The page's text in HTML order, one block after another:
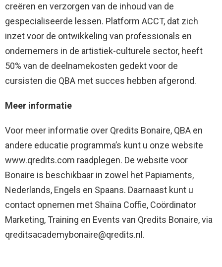
creëren en verzorgen van de inhoud van de
gespecialiseerde lessen. Platform ACCT, dat zich
inzet voor de ontwikkeling van professionals en
ondernemers in de artistiek-culturele sector, heeft
50% van de deelnamekosten gedekt voor de
cursisten die QBA met succes hebben afgerond.
Meer informatie
Voor meer informatie over Qredits Bonaire, QBA en
andere educatie programma’s kunt u onze website
www.qredits.com raadplegen. De website voor
Bonaire is beschikbaar in zowel het Papiaments,
Nederlands, Engels en Spaans. Daarnaast kunt u
contact opnemen met Shaïna Coffie, Coördinator
Marketing, Training en Events van Qredits Bonaire, via
qreditsacademybonaire@qredits.nl.